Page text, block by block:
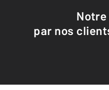
par nos